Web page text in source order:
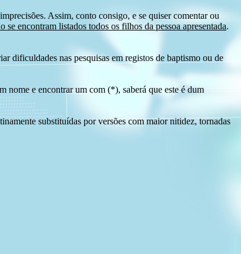
Assim, conto consigo, e se quiser comentar ou
se encontram listados todos os filhos da pessoa apresentada.
dificuldades nas pesquisas em registos de baptismo ou de
nome e encontrar um com (*), saberá que este é dum
substituídas por versões com maior nitidez, tornadas